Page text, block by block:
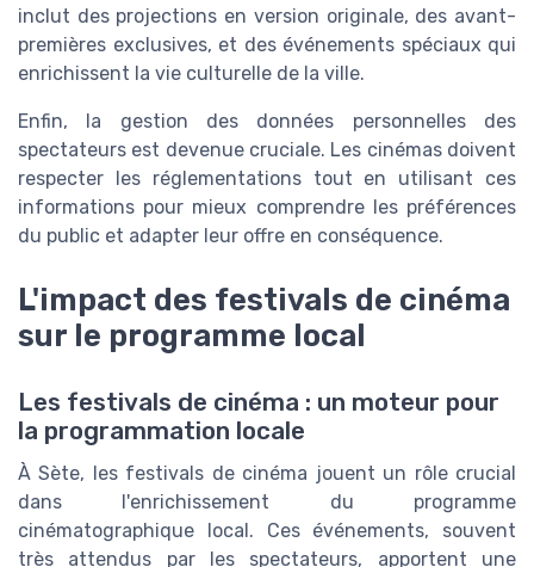
inclut des projections en version originale, des avant-
premières exclusives, et des événements spéciaux qui
enrichissent la vie culturelle de la ville.
Enfin, la gestion des données personnelles des
spectateurs est devenue cruciale. Les cinémas doivent
respecter les réglementations tout en utilisant ces
informations pour mieux comprendre les préférences
du public et adapter leur offre en conséquence.
L'impact des festivals de cinéma
sur le programme local
Les festivals de cinéma : un moteur pour
la programmation locale
À Sète, les festivals de cinéma jouent un rôle crucial
dans l'enrichissement du programme
cinématographique local. Ces événements, souvent
très attendus par les spectateurs, apportent une